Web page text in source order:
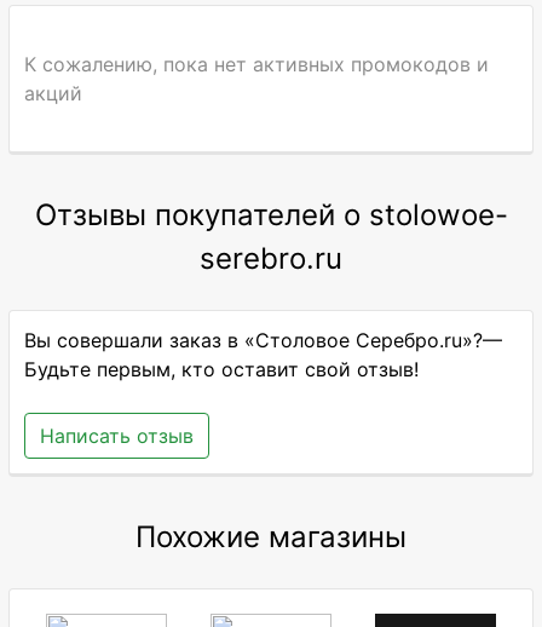
К сожалению, пока нет активных промокодов и
акций
Отзывы покупателей о stolowoe-
serebro.ru
Вы совершали заказ в «Столовое Серебро.ru»?—
Будьте первым, кто оставит свой отзыв!
Написать отзыв
Похожие магазины